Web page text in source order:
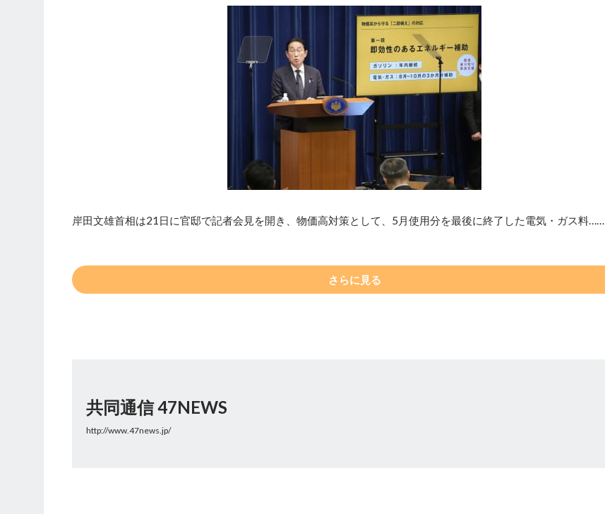
岸田文雄首相は21日に官邸で記者会見を開き、物価高対策として、5月使用分を最後に終了した電気・ガス料……
さらに見る
共同通信 47NEWS
http://www.47news.jp/